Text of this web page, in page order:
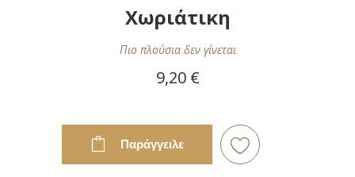
Χωριάτικη
Πιο πλούσια δεν γίνεται
9,20 €
Παράγγειλε